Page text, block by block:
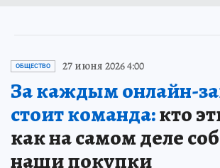
ОБЩЕСТВО 27 июня 2026 4:00
За каждым онлайн-
стоит команда:кто
как на самом деле
наши покупки